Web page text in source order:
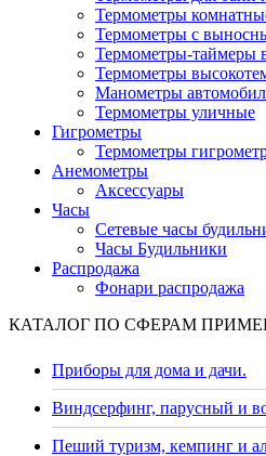
Термометры
Термометры с
Термометры-таймеры
Термометры
Манометры
Термометры уличные
Гигрометры
Термометры
Анемометры
Аксессуары
Часы
Сетевые часы
Часы Будильники
Распродажа
Фонари распродажа
КАТАЛОГ ПО СФЕРАМ
Приборы для дома и дачи.
Виндсерфинг, парусный и
Пеший туризм, кемпинг и